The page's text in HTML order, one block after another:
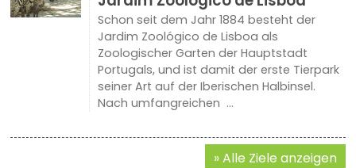
Schon seit dem Jahr 1884 besteht der
Jardim Zoológico de Lisboa als
Zoologischer Garten der Hauptstadt
Portugals, und ist damit der erste Tierpark
seiner Art auf der Iberischen Halbinsel.
Nach umfangreichen ...
Alle Ziele anzeigen